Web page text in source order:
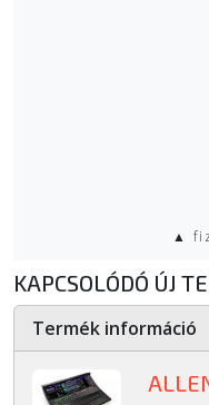
▲
KAPCSOLÓDÓ ÚJ
Termék információ